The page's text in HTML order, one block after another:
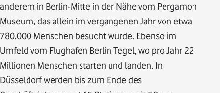
anderem in Berlin-Mitte in der Nähe vom Pergamon
Museum, das allein im vergangenen Jahr von etwa
780.000 Menschen besucht wurde. Ebenso im
Umfeld vom Flughafen Berlin Tegel, wo pro Jahr 22
Millionen Menschen starten und landen. In
Düsseldorf werden bis zum Ende des